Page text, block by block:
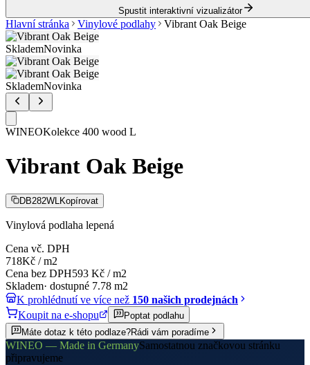
Spustit interaktivní vizualizátor
Hlavní stránka Vinylové podlahy Vibrant Oak Beige
SklademNovinka
SklademNovinka
WINEOKolekce 400 wood L
Vibrant Oak Beige
DB282WLKopírovat
Vinylová podlaha lepená
Cena vč. DPH
718Kč /m2
Cena bez DPH593 Kč /m2
Skladem· dostupné 7.78 m2
K prohlédnutí ve více než 150 našich prodejnách
Koupit na e-shopu
Poptat podlahu
Máte dotaz k této podlaze?Rádi vám poradíme
WINEO — Made in GermanySamostatnou značkovou stránku
připravujeme